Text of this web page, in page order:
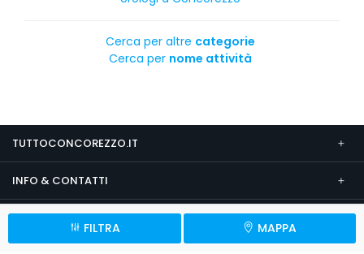
Cerca per altre categorie
Cerca per nome attività
FILTRA MAPPA
TUTTOCONCOREZZO.IT
INFO & CONTATTI
SEGUICI SU